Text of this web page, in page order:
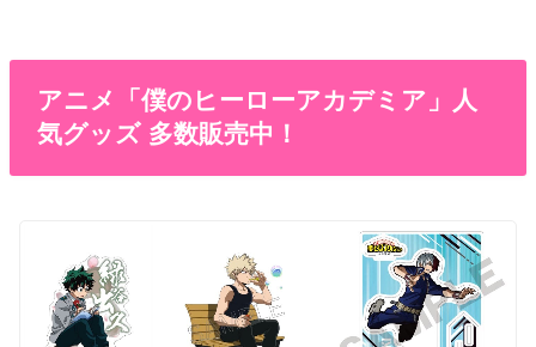
アニメ「僕のヒーローアカデミア」人
気グッズ 多数販売中！